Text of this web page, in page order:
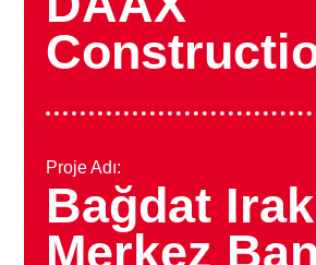
Proje Adı:
Bağdat Irak
Merkez